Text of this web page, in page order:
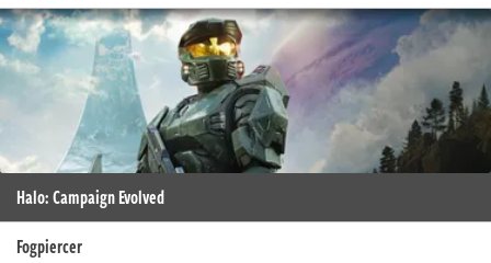
Halo: Campaign Evolved
Fogpiercer